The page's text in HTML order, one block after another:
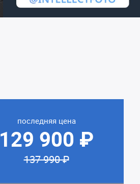
последняя цена
129 900 ₽
137 990 ₽